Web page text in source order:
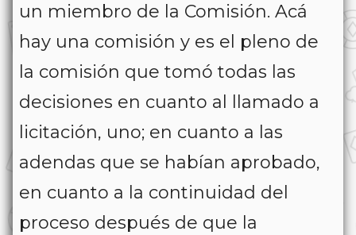
un miembro de la Comisión. Acá
hay una comisión y es el pleno de
la comisión que tomó todas las
decisiones en cuanto al llamado a
licitación, uno; en cuanto a las
adendas que se habían aprobado,
en cuanto a la continuidad del
proceso después de que la